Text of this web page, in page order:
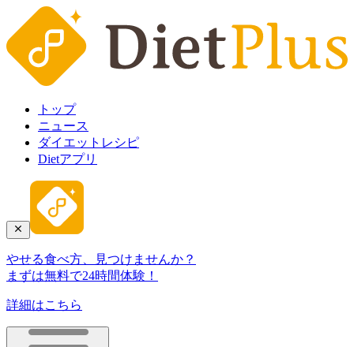
トップ
ニュース
ダイエットレシピ
Dietアプリ
やせる食べ方、見つけませんか？
まずは無料で24時間体験！
詳細はこちら